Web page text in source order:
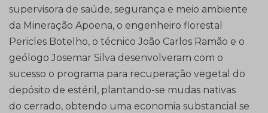
supervisora de saúde, segurança e meio ambiente
da Mineração Apoena, o engenheiro florestal
Pericles Botelho, o técnico João Carlos Ramão e o
geólogo Josemar Silva desenvolveram com o
sucesso o programa para recuperação vegetal do
depósito de estéril, plantando-se mudas nativas
do cerrado, obtendo uma economia substancial se